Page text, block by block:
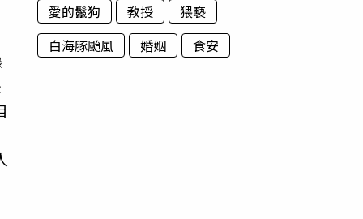
愛的鬣狗 教授
猥褻
白海豚颱風
婚姻 食安